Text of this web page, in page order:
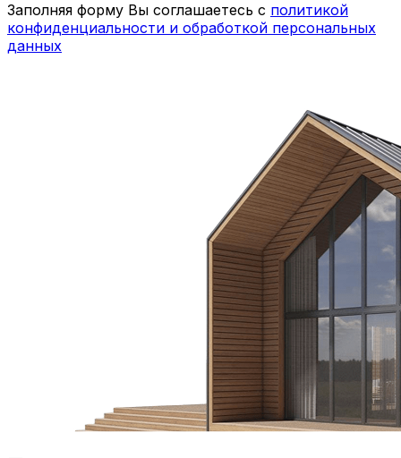
Заполняя форму Вы соглашаетесь с политикой
конфиденциальности и обработкой персональных
данных